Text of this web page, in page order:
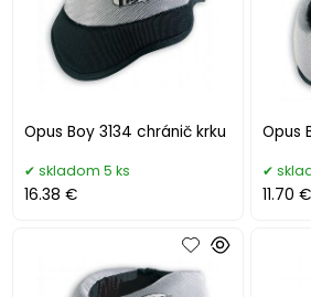
Opus Boy 3134 chránič krku
skladom 5 ks
16.38 €
Opus
11.70 €